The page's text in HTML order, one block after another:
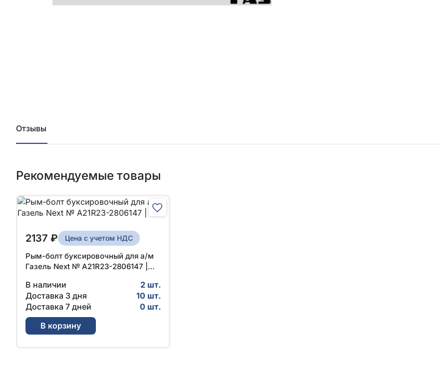
Отзывы
Рекомендуемые товары
2137 ₽ Цена с учетом НДС
Рым-болт буксировочный для а/м
Газель Next № А21R23-2806147 |
В наличии
2 шт.
Доставка 3 дня
10 шт.
Доставка 7 дней
0 шт.
В корзину